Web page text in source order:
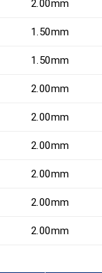
2.00mm
1.50mm
1.50mm
2.00mm
2.00mm
2.00mm
2.00mm
2.00mm
2.00mm